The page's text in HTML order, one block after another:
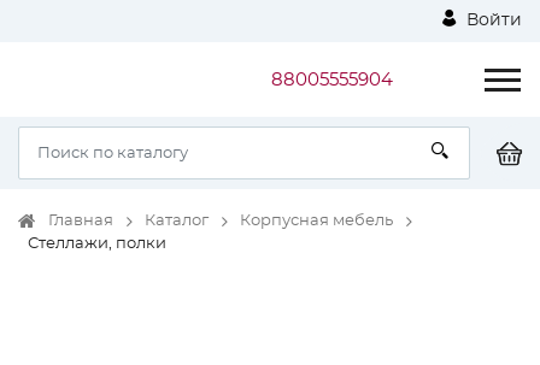
Войти
88005555904
Главная Каталог
Корпусная мебель
Стеллажи, полки